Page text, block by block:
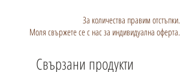
За количества правим отстъпки.
Моля свържете се с нас за индивидуална оферта.
Свързани продукти